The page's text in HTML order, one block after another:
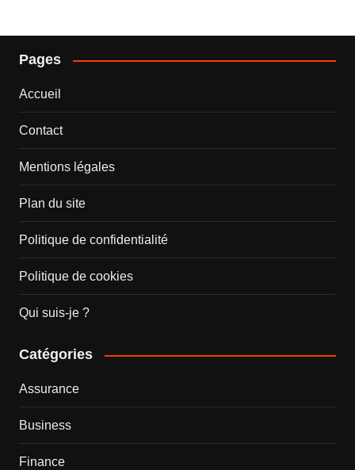
Pages
Accueil
Contact
Mentions légales
Plan du site
Politique de confidentialité
Politique de cookies
Qui suis-je ?
Catégories
Assurance
Business
Finance